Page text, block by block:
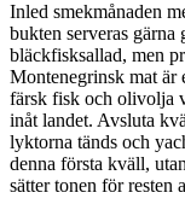
Inled smekmånaden
bukten serveras
bläckfisksallad, men
Montenegrinsk mat är
färsk fisk och olivolja
inåt landet. Avsluta
lyktorna tänds och
denna första kväll,
sätter tonen för resten